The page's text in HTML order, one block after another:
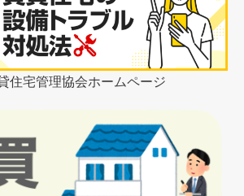
住宅管理協会ホームページ